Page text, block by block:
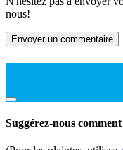
nous!
Envoyer un commentaire
Suggérez-nous